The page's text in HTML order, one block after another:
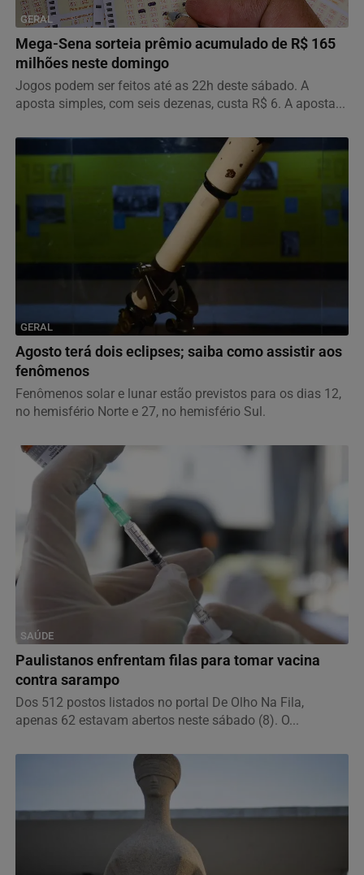
GERAL
Mega-Sena sorteia prêmio acumulado de R$ 165
milhões neste domingo
Jogos podem ser feitos até as 22h deste sábado. A
aposta simples, com seis dezenas, custa R$ 6. A aposta...
GERAL
Agosto terá dois eclipses; saiba como assistir aos
fenômenos
Fenômenos solar e lunar estão previstos para os dias 12,
no hemisfério Norte e 27, no hemisfério Sul.
SAÚDE
Paulistanos enfrentam filas para tomar vacina
contra sarampo
Dos 512 postos listados no portal De Olho Na Fila,
apenas 62 estavam abertos neste sábado (8). O...